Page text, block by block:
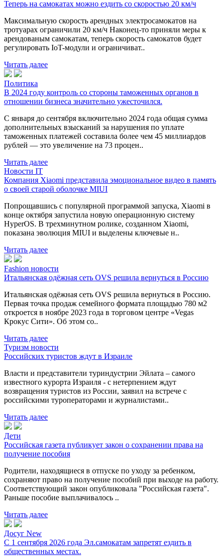
Теперь на самокатах можно ездить со скоростью 20 км/ч
Максимальную скорость арендных электросамокатов на
тротуарах ограничили 20 км/ч Наконец-то приняли меры к
арендованым самокатам, теперь скорость самокатов будет
регулировать IoT-модули и ограничиват..
Читать далее
Политика
В 2024 году контроль со стороны таможенных органов в
отношении бизнеса значительно ужесточился.
С января до сентября включительно 2024 года общая сумма
дополнительных взысканий за нарушения по уплате
таможенных платежей составила более чем 45 миллиардов
рублей — это увеличение на 73 процен..
Читать далее
Новости IT
Компания Xiaomi представила эмоциональное видео в память
о своей старой оболочке MIUI
Попрощавшись с популярной программой запуска, Xiaomi в
конце октября запустила новую операционную систему
HyperOS. В трехминутном ролике, созданном Xiaomi,
показана эволюция MIUI и выделены ключевые н..
Читать далее
Fashion новости
Итальянская одёжная сеть OVS решила вернуться в Россию
Итальянская одёжная сеть OVS решила вернуться в Россию.
Первая точка продаж семейного формата площадью 780 м2
откроется в ноябре 2023 года в торговом центре «Vegas
Крокус Сити». Об этом со..
Читать далее
Туризм новости
Российских туристов ждут в Израиле
Власти и представители туриндустрии Эйлата – самого
известного курорта Израиля - с нетерпением ждут
возвращения туристов из России, заявил на встрече с
российскими туроператорами и журналистами..
Читать далее
Дети
Российская газета публикует закон о сохранении права на
получение пособия
Родители, находящиеся в отпуске по уходу за ребенком,
сохраняют право на получение пособий при выходе на работу.
Соответствующий закон опубликовала "Российская газета".
Раньше пособие выплачивалось ..
Читать далее
Досуг New
С 1 сентября 2026 года Эл.самокатам запретят ездить в
общественных местах.